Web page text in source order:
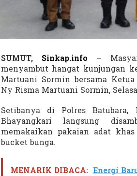
u
k
e
K
p
o
l
d
a
u
m
u
e
SUMUT, Sinkap.info –
menyambut hangat kunjungan
Martuani Sormin bersama
Ny Risma Martuani Sormin,
Setibanya di Polres
Bhayangkari langsung
memakaikan pakaian adat
bucket bunga.
MENARIK DIBACA: Energi